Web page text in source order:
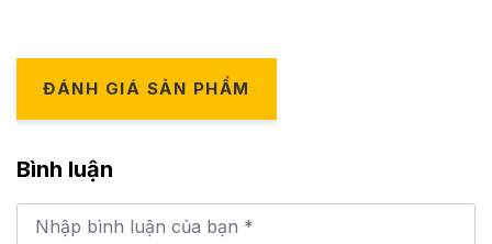
ĐÁNH GIÁ SẢN PHẨM
Bình luận